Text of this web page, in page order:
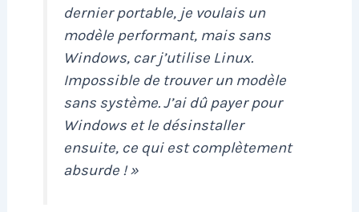
dernier portable, je voulais un
modèle performant, mais sans
Windows, car j’utilise Linux.
Impossible de trouver un modèle
sans système. J’ai dû payer pour
Windows et le désinstaller
ensuite, ce qui est complètement
absurde ! »